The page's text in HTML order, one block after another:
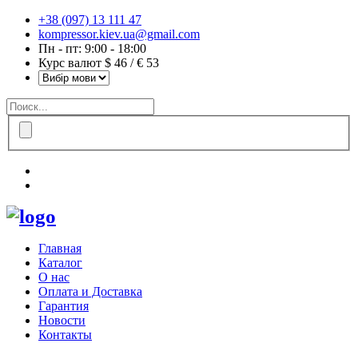
+38 (097) 13 111 47
kompressor.kiev.ua@gmail.com
Пн - пт: 9:00 - 18:00
Курс валют $ 46 / € 53
Главная
Каталог
О нас
Оплата и Доставка
Гарантия
Новости
Контакты